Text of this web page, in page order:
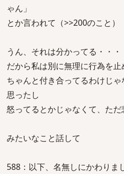
ゃん」
とか言われて（>>200のこと）
うん、それは分かってる・・・
だから私は別に無理に行為を
ちゃんと付き合ってるわけじ
思ったし
怒ってるとかじゃなくて、ただ
みたいなこと話して
588：以下、名無しにかわりま